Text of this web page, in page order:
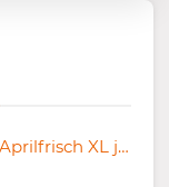
🧺 2x Lenor Wäscheparfüm Aprilfrisch XL je 495g 🧨 für 16,13€ (statt 25€)